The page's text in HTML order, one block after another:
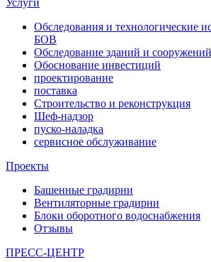
Услуги
Обследования и технологические
БОВ
Обследование зданий и сооружений
Обоснование инвестиций
проектирование
поставка
Строительство и реконструкция
Шеф-надзор
пуско-наладка
сервисное обслуживание
Проекты
Башенные градирни
Вентиляторные градирни
Блоки оборотного водоснабжения
Отзывы
ПРЕСС-ЦЕНТР